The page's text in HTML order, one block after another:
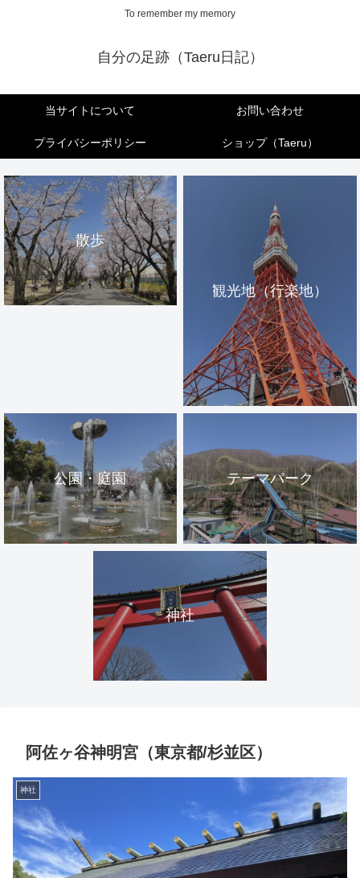
To remember my memory
自分の足跡（Taeru日記）
当サイトについて お問い合わせ
プライバシーポリシー ショップ（Taeru）
散歩
観光地（行楽地）
公園・庭園 テーマパーク
神社
阿佐ヶ谷神明宮（東京都/杉並区）
神社